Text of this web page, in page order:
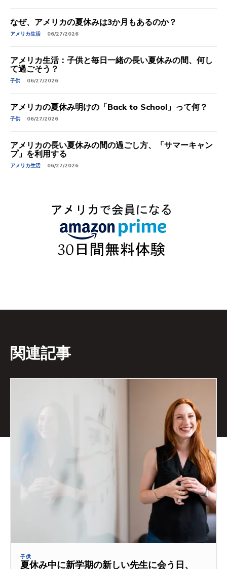
なぜ、アメリカの夏休みは3か月もあるのか？
アメリカ生活 06/27/2026
アメリカ生活：子供と毎日一緒の長い夏休みの間、何し
て過ごそう？
子供 06/27/2026
アメリカの夏休み明けの「Back to School」って何？
子供 06/27/2026
アメリカの長い夏休みの間の過ごし方、「サマーキャン
プ」を利用する
アメリカ生活 06/27/2026
関連記事
子供
夏休み中に新学期の新しい先生に会う日、